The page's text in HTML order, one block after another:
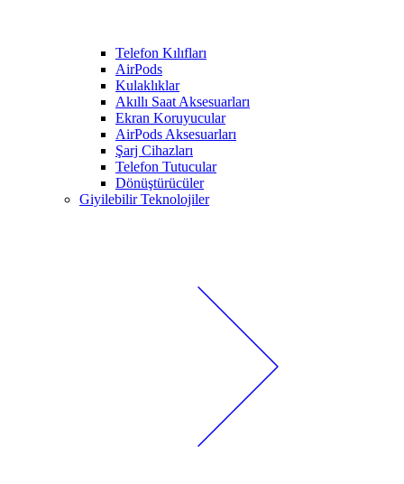
Telefon Kılıfları
AirPods
Kulaklıklar
Akıllı Saat Aksesuarları
Ekran Koruyucular
AirPods Aksesuarları
Şarj Cihazları
Telefon Tutucular
Dönüştürücüler
Giyilebilir Teknolojiler